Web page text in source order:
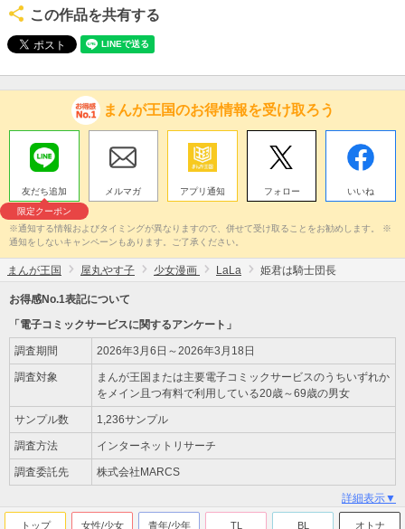
この作品を共有する
まんが王国のお得情報を受け取ろう
友だち追加
限定クーポン
メルマガ アプリ通知 フォロー いいね
※通知する情報およびタイミングが異なりますので、併せて受け取ることをお勧めします。 ※
通知をしないキャンペーンもあります。ご了承ください。
まんが王国 屋丸やす子 少女漫画 LaLa 姫君は騎士団長
お得感No.1表記について
「電子コミックサービスに関するアンケート」
調査期間 2026年3月6日～2026年3月18日
調査対象
まんが王国または主要電子コミックサービスのうちいずれか
をメイン且つ有料で利用している20歳～69歳の男女
サンプル数 1,236サンプル
調査方法 インターネットリサーチ
調査委託先 株式会社MARCS
詳細表示▼
トップ 女性/少女 青年/少年 TL BL オトナ